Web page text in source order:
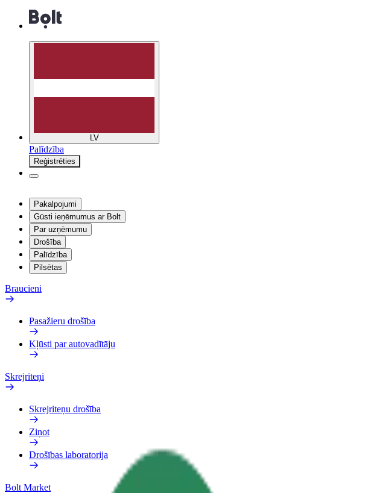
LV
Palīdzība
Reģistrēties
Pakalpojumi
Gūsti ieņēmumus ar Bolt
Par uzņēmumu
Drošība
Palīdzība
Pilsētas
Braucieni
Pasažieru drošība
Kļūsti par autovadītāju
Skrejriteņi
Skrejriteņu drošība
Ziņot
Drošības laboratorija
Bolt Market